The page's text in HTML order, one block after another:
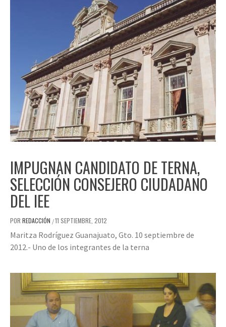
IMPUGNAN CANDIDATO DE TERNA,
SELECCIÓN CONSEJERO CIUDADANO
DEL IEE
POR REDACCIÓN /11 SEPTIEMBRE, 2012
Maritza Rodríguez Guanajuato, Gto. 10 septiembre de
2012.- Uno de los integrantes de la terna